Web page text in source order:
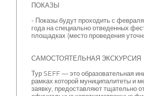
ПОКАЗЫ
- Показы будут проходить с
года на специально отведенных
площадках (место проведения
САМОСТОЯТЕЛЬНАЯ ЭКСКУРСИЯ
Тур SEFF — это образовательная
рамках которой муниципалитеты и
заявку, предоставляют тщательно